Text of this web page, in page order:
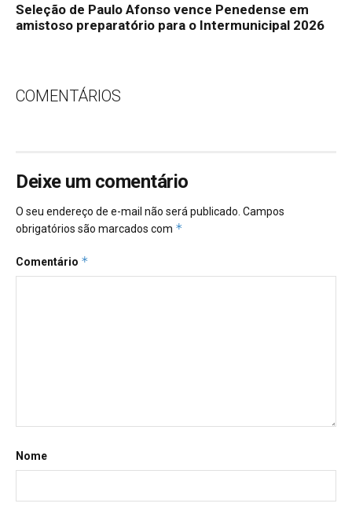
Seleção de Paulo Afonso vence Penedense em
amistoso preparatório para o Intermunicipal 2026
COMENTÁRIOS
Deixe um comentário
O seu endereço de e-mail não será publicado. Campos
obrigatórios são marcados com *
Comentário *
Nome